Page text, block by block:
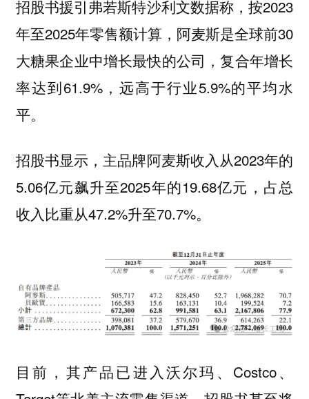
招股书援引弗若斯特沙利文数据称，按2023
年至2025年零售额计算，阿麦斯是全球前30
大糖果企业中增长最快的公司，复合年增长
率达到61.9%，远高于行业5.9%的平均水
平。
招股书显示，主品牌阿麦斯收入从2023年的
5.06亿元飙升至2025年的19.68亿元，占总
收入比重从47.2%升至70.7%。
目前，其产品已进入沃尔玛、Costco、